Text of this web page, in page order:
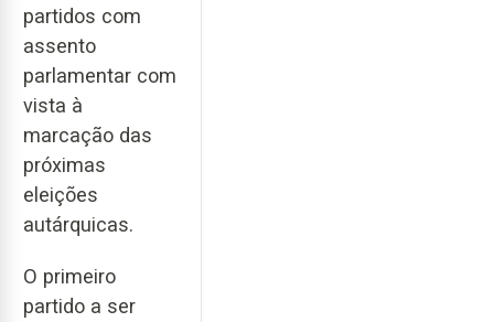
partidos com
assento
parlamentar com
vista à
marcação das
próximas
eleições
autárquicas.
O primeiro
partido a ser